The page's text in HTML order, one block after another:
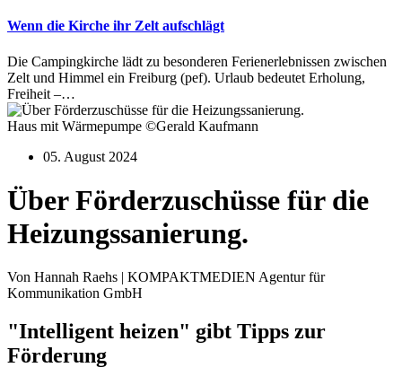
Wenn die Kirche ihr Zelt aufschlägt
Die Campingkirche lädt zu besonderen Ferienerlebnissen zwischen
Zelt und Himmel ein Freiburg (pef). Urlaub bedeutet Erholung,
Freiheit –…
Haus mit Wärmepumpe ©Gerald Kaufmann
05. August 2024
Über Förderzuschüsse für die
Heizungssanierung.
Von Hannah Raehs | KOMPAKTMEDIEN Agentur für
Kommunikation GmbH
"Intelligent heizen" gibt Tipps zur
Förderung